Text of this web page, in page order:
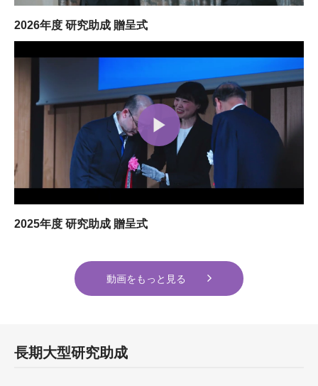
2026年度 研究助成 贈呈式
2025年度 研究助成 贈呈式
動画をもっと見る
長期大型研究助成